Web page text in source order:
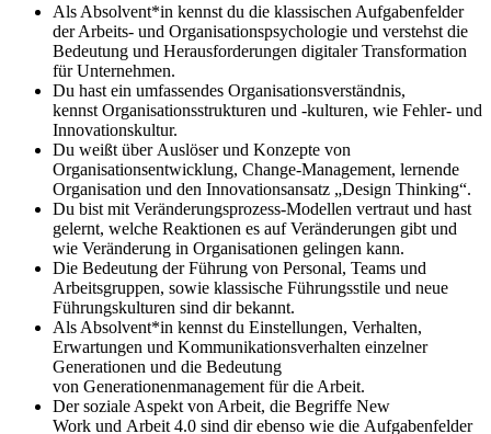
Als Absolvent*in kennst du die klassischen Aufgabenfelder
der Arbeits- und Organisationspsychologie und verstehst die
Bedeutung und Herausforderungen digitaler Transformation
für Unternehmen.
Du hast ein umfassendes Organisationsverständnis,
kennst Organisationsstrukturen und -kulturen, wie Fehler- und
Innovationskultur.
Du weißt über Auslöser und Konzepte von
Organisationsentwicklung, Change-Management, lernende
Organisation und den Innovationsansatz „Design Thinking“.
Du bist mit Veränderungsprozess-Modellen vertraut und hast
gelernt, welche Reaktionen es auf Veränderungen gibt und
wie Veränderung in Organisationen gelingen kann.
Die Bedeutung der Führung von Personal, Teams und
Arbeitsgruppen, sowie klassische Führungsstile und neue
Führungskulturen sind dir bekannt.
Als Absolvent*in kennst du Einstellungen, Verhalten,
Erwartungen und Kommunikationsverhalten einzelner
Generationen und die Bedeutung
von Generationenmanagement für die Arbeit.
Der soziale Aspekt von Arbeit, die Begriffe New
Work und Arbeit 4.0 sind dir ebenso wie die Aufgabenfelder